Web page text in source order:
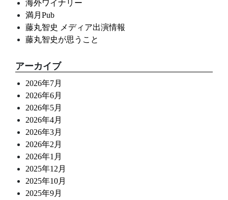
海外ワイナリー
満月Pub
藤丸智史 メディア出演情報
藤丸智史が思うこと
アーカイブ
2026年7月
2026年6月
2026年5月
2026年4月
2026年3月
2026年2月
2026年1月
2025年12月
2025年10月
2025年9月